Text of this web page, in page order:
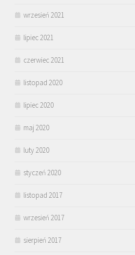
wrzesień 2021
lipiec 2021
czerwiec 2021
listopad 2020
lipiec 2020
maj 2020
luty 2020
styczeń 2020
listopad 2017
wrzesień 2017
sierpień 2017